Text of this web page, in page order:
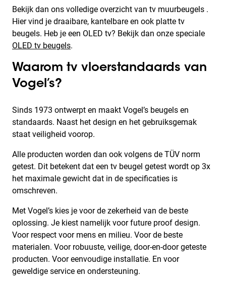
Bekijk dan ons volledige overzicht van tv muurbeugels .
Hier vind je draaibare, kantelbare en ook platte tv
beugels. Heb je een OLED tv? Bekijk dan onze speciale
OLED tv beugels.
Waarom tv vloerstandaards van
Vogel’s?
Sinds 1973 ontwerpt en maakt Vogel’s beugels en
standaards. Naast het design en het gebruiksgemak
staat veiligheid voorop.
Alle producten worden dan ook volgens de TÜV norm
getest. Dit betekent dat een tv beugel getest wordt op 3x
het maximale gewicht dat in de specificaties is
omschreven.
Met Vogel’s kies je voor de zekerheid van de beste
oplossing. Je kiest namelijk voor future proof design.
Voor respect voor mens en milieu. Voor de beste
materialen. Voor robuuste, veilige, door-en-door geteste
producten. Voor eenvoudige installatie. En voor
geweldige service en ondersteuning.